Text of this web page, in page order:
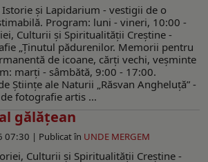
şi Lapidarium - vestigii de o
Program: luni - vineri, 10:00 -
Culturii şi Spiritualităţii Creştine -
„Ținutul pădurenilor. Memorii pentru
de icoane, cărţi vechi, veşminte
marți - sâmbătă, 9:00 - 17:00.
Ştiinţe ale Naturii „Răsvan Angheluţă” -
fotografie artis ...
gălăţean
07:30 | Publicat în UNDE MERGEM
Culturii şi Spiritualităţii Creştine -